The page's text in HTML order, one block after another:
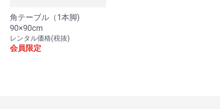
お買い物を続ける
角テーブル（1本脚)
90×90cm
レンタル価格(税抜)
会員限定